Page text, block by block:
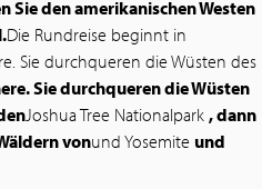
Sie den amerikanischen Westen
Die Rundreise beginnt in
Sie durchqueren die Wüsten des
Sie durchqueren die Wüsten
Joshua Tree Nationalpark , dann
vonund Yosemite und